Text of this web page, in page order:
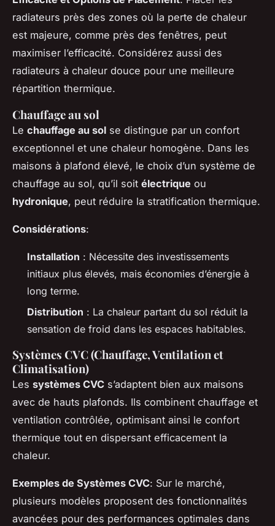
radiateurs près des zones où la perte de chaleur
est majeure, comme près des fenêtres, peut
maximiser l’efficacité. Considérez aussi des
radiateurs à chaleur douce pour une meilleure
répartition thermique.
Chauffage au sol
Le chauffage au sol se distingue par un confort
exceptionnel et une chaleur homogène. Dans les
maisons à plafond élevé, le choix d’un système de
chauffage au sol, qu’il soit électrique ou
hydronique, peut réduire la stratification thermique.
Considérations:
Installation : Nécessite des investissements
initiaux plus élevés, mais économies d’énergie à
long terme.
Distribution : La chaleur partant du sol réduit la
sensation de froid dans les espaces habitables.
Systèmes CVC (Chauffage, Ventilation et
Climatisation)
Les systèmes CVC s’adaptent bien aux maisons
avec de hauts plafonds. Ils combinent chauffage et
ventilation contrôlée, optimisant ainsi le confort
thermique tout en dispersant efficacement la
chaleur.
Exemples de Systèmes CVC: Sur le marché,
plusieurs modèles proposent des fonctionnalités
avancées pour des performances optimales dans